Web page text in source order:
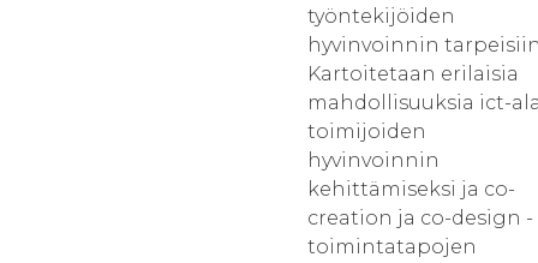
työntekijöiden
hyvinvoinnin
Kartoitetaan erilaisia
mahdollisuuksia ict-
toimijoiden
hyvinvoinnin
kehittämiseksi ja co-
creation ja co-design -
toimintatapojen